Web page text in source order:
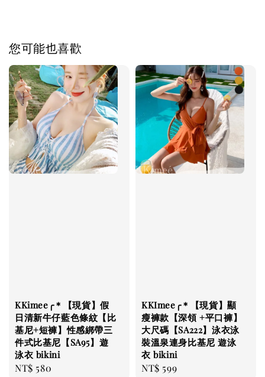
您可能也喜歡
KKimee╭＊【現貨】假
日清新牛仔藍色條紋【比
基尼+短褲】性感綁帶三
件式比基尼【SA95】遊
泳衣 bikini
Regular
NT$ 580
KKImee╭＊【現貨】顯
瘦褲款【深領 +平口褲】
大尺碼【SA222】泳衣泳
裝溫泉連身比基尼 遊泳
衣 bikini
Regular
NT$ 599